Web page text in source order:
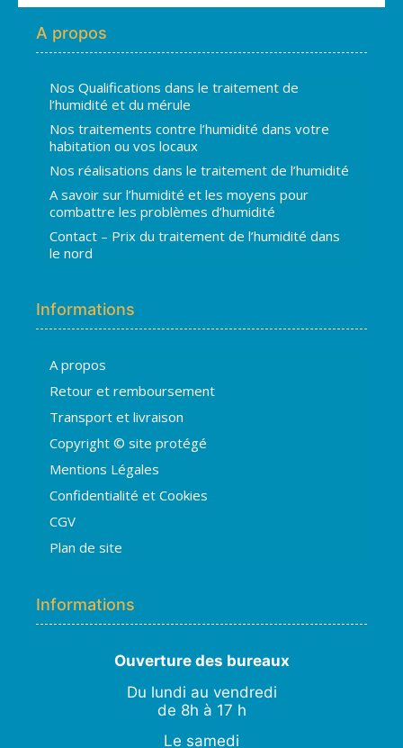
A propos
Nos Qualifications dans le traitement de
l’humidité et du mérule
Nos traitements contre l’humidité dans votre
habitation ou vos locaux
Nos réalisations dans le traitement de l’humidité
A savoir sur l’humidité et les moyens pour
combattre les problèmes d’humidité
Contact – Prix du traitement de l’humidité dans
le nord
Informations
A propos
Retour et remboursement
Transport et livraison
Copyright © site protégé
Mentions Légales
Confidentialité et Cookies
CGV
Plan de site
Informations
Ouverture des bureaux
Du lundi au vendredi
de 8h à 17 h
Le samedi
En ligne · répond en quelques secondes
H
👋 Bonjour ! Je suis
puis-je vous aider ?
08:30
💬Autre problème